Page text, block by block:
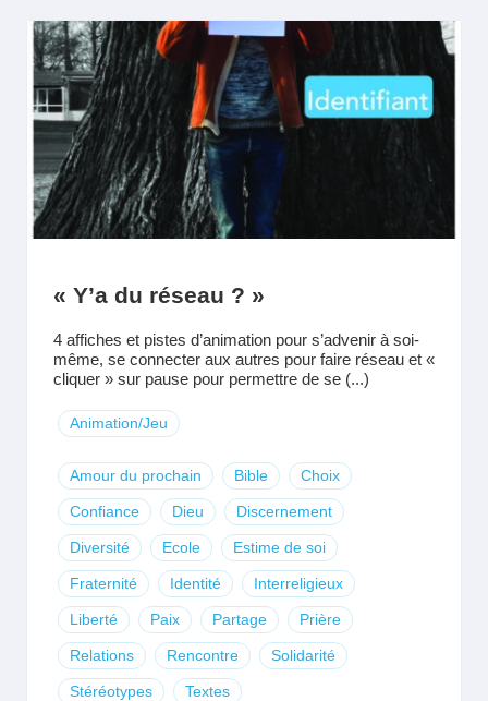
« Y’a du réseau ? »
4 affiches et pistes d’animation pour s’advenir à soi-
même, se connecter aux autres pour faire réseau et «
cliquer » sur pause pour permettre de se (...)
Animation/Jeu
Amour du prochain Bible Choix
Confiance Dieu Discernement
Diversité Ecole Estime de soi
Fraternité Identité Interreligieux
Liberté Paix Partage Prière
Relations Rencontre Solidarité
Stéréotypes Textes